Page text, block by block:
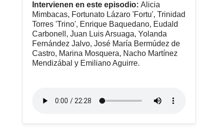
Intervienen en este episodio: Alicia
Mimbacas, Fortunato Lázaro 'Fortu', Trinidad
Torres 'Trino', Enrique Baquedano, Eudald
Carbonell, Juan Luis Arsuaga, Yolanda
Fernández Jalvo, José María Bermúdez de
Castro, Marina Mosquera, Nacho Martínez
Mendizábal y Emiliano Aguirre.